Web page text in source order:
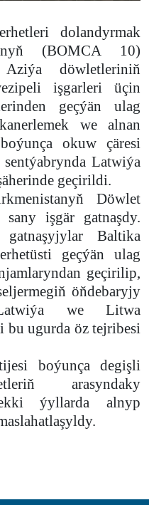
dolandyrmak
(BOMCA 10)
döwletleriniň
işgarleri üçin
geçýän ulag
we alnan
okuw çäresi
Latwiýa
geçirildi.
Döwlet
işgär gatnaşdy.
Baltika
geçýän ulag
geçirilip,
öňdebaryjy
we Litwa
ugurda öz tejribesi
boýunça degişli
arasyndaky
ýyllarda alnyp